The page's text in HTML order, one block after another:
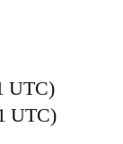
UTC)